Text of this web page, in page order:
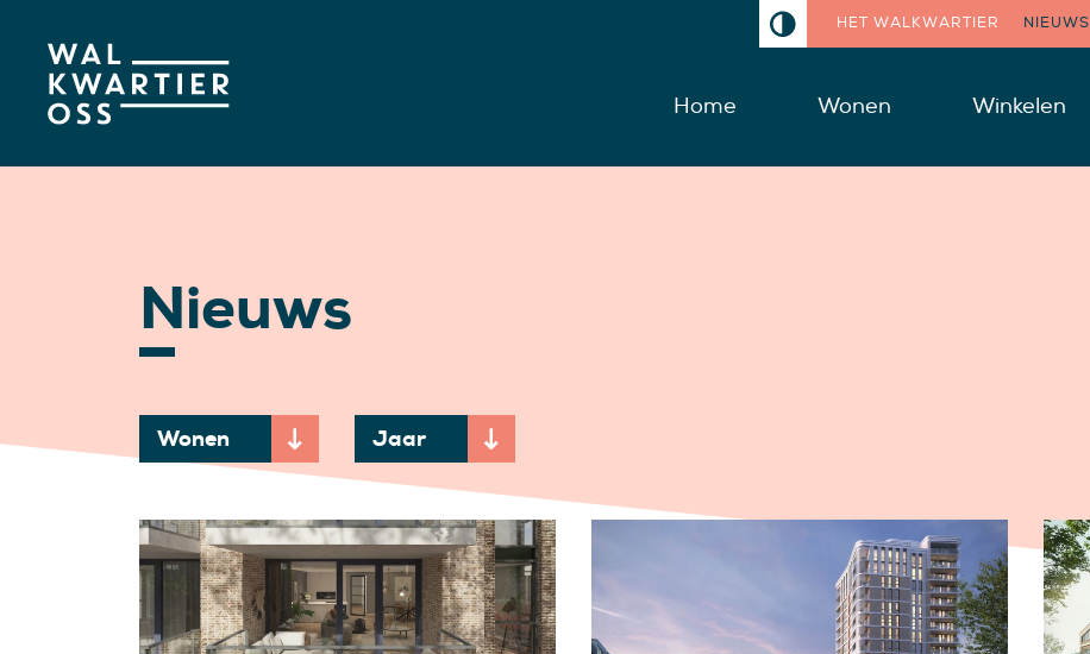
Home Wonen Winkelen
HET WALKWARTIER NIEUWS
Nieuws
Momenteel gekozen onderwerp:
Wonen Jaar